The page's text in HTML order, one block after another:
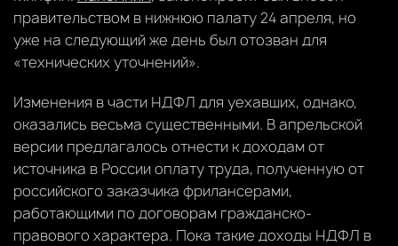
правительством в нижнюю палату 24 апреля, но
уже на следующий же день был отозван для
«технических уточнений».
Изменения в части НДФЛ для уехавших, однако,
оказались весьма существенными. В апрельской
версии предлагалось отнести к доходам от
источника в России оплату труда, полученную от
российского заказчика фрилансерами,
работающими по договорам гражданско-
правового характера. Пока такие доходы НДФЛ в